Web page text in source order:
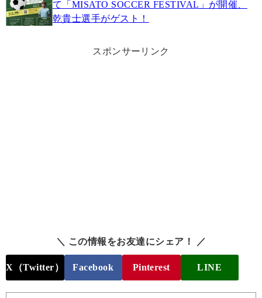
て「MISATO SOCCER FESTIVAL」が開催、
乾貴士選手がゲスト！
スポンサーリンク
＼ この情報をお友達にシェア！ ／
X（Twitter） Facebook Pinterest LINE